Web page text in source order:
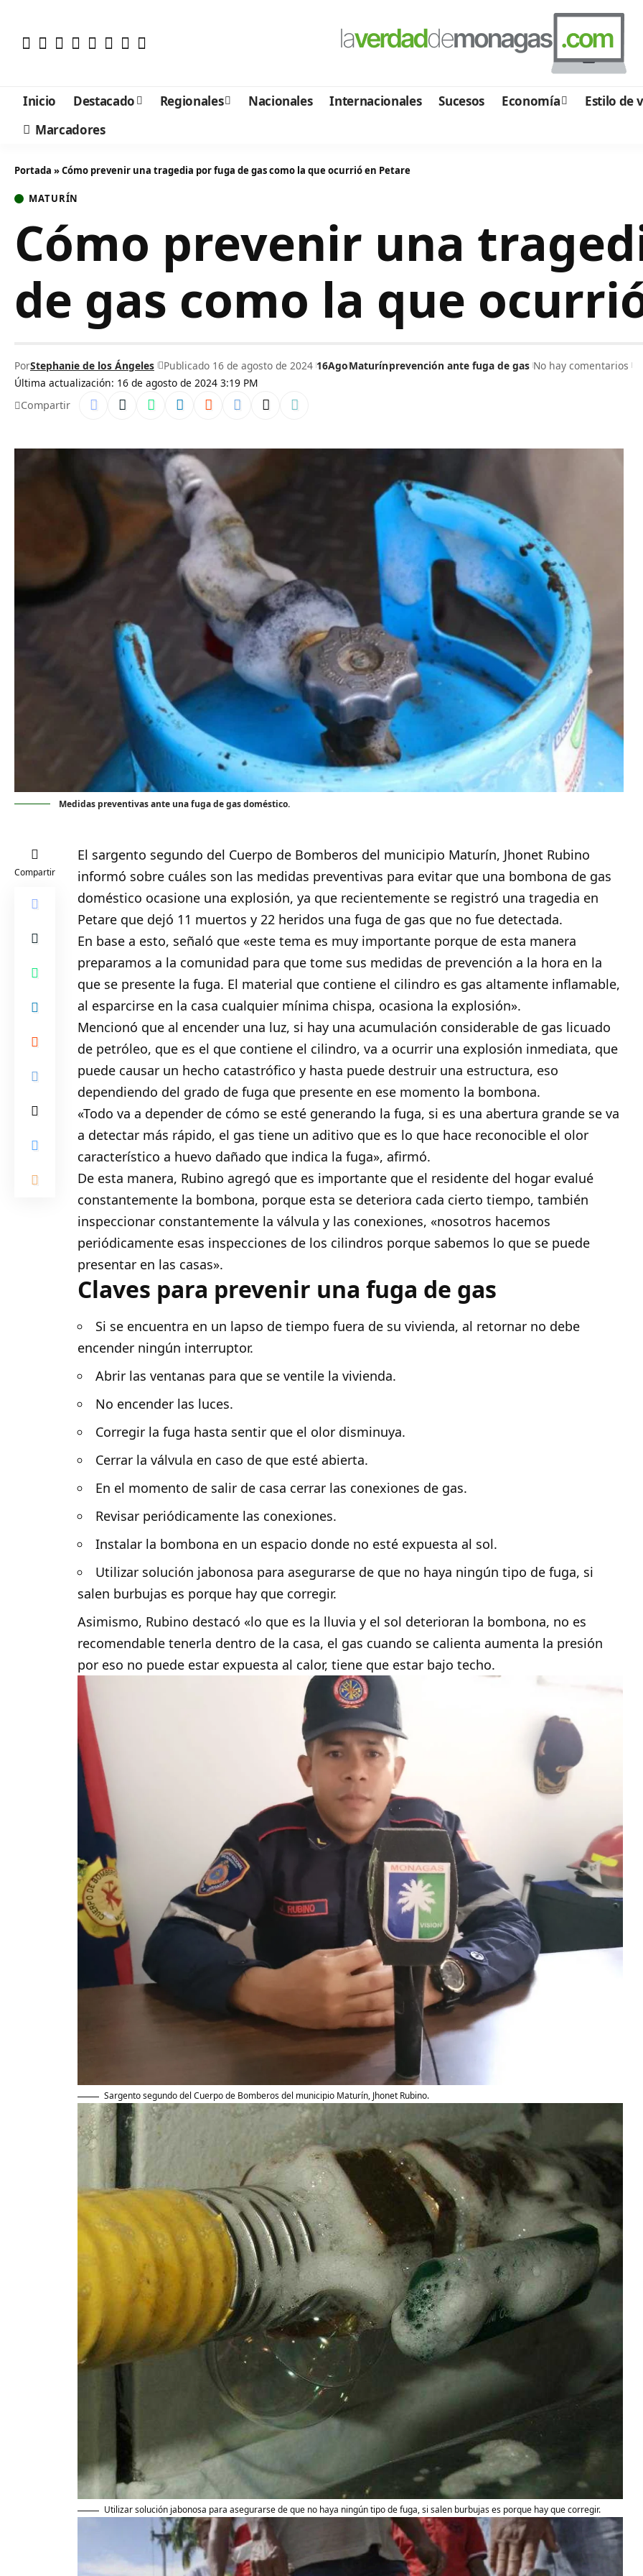
Inicio Destacado Regionales Nacionales Internacionales Sucesos Economía Estilo de
Marcadores
Portada »Cómo prevenir una tragedia por fuga de gas como la que ocurrió en Petare
MATURÍN
Cómo prevenir una
de gas como la que
Última actualización: 16 de agosto de 2024 3:19 PM
PorStephanie de los Ángeles Publicado 16 de agosto de 2024 16AgoMaturínprevención ante fuga de gas No hay comentarios
Compartir
Medidas preventivas ante una fuga de gas doméstico.
Compartir
El sargento segundo del Cuerpo de Bomberos del municipio Maturín, Jhonet Rubino
informó sobre cuáles son las medidas preventivas para evitar que una bombona de gas
doméstico ocasione una explosión, ya que recientemente se registró una tragedia en
Petare que dejó 11 muertos y 22 heridos una fuga de gas que no fue detectada.
En base a esto, señaló que «este tema es muy importante porque de esta manera
preparamos a la comunidad para que tome sus medidas de prevención a la hora en la
que se presente la fuga. El material que contiene el cilindro es gas altamente inflamable,
al esparcirse en la casa cualquier mínima chispa, ocasiona la explosión».
Mencionó que al encender una luz, si hay una acumulación considerable de gas licuado
de petróleo, que es el que contiene el cilindro, va a ocurrir una explosión inmediata, que
puede causar un hecho catastrófico y hasta puede destruir una estructura, eso
dependiendo del grado de fuga que presente en ese momento la bombona.
«Todo va a depender de cómo se esté generando la fuga, si es una abertura grande se va
a detectar más rápido, el gas tiene un aditivo que es lo que hace reconocible el olor
característico a huevo dañado que indica la fuga», afirmó.
De esta manera, Rubino agregó que es importante que el residente del hogar evalué
constantemente la bombona, porque esta se deteriora cada cierto tiempo, también
inspeccionar constantemente la válvula y las conexiones, «nosotros hacemos
periódicamente esas inspecciones de los cilindros porque sabemos lo que se puede
presentar en las casas».
Claves para prevenir una fuga de gas
Si se encuentra en un lapso de tiempo fuera de su vivienda, al retornar no debe
encender ningún interruptor.
Abrir las ventanas para que se ventile la vivienda.
No encender las luces.
Corregir la fuga hasta sentir que el olor disminuya.
Cerrar la válvula en caso de que esté abierta.
En el momento de salir de casa cerrar las conexiones de gas.
Revisar periódicamente las conexiones.
Instalar la bombona en un espacio donde no esté expuesta al sol.
Utilizar solución jabonosa para asegurarse de que no haya ningún tipo de fuga, si
salen burbujas es porque hay que corregir.
Asimismo, Rubino destacó «lo que es la lluvia y el sol deterioran la bombona, no es
recomendable tenerla dentro de la casa, el gas cuando se calienta aumenta la presión
por eso no puede estar expuesta al calor, tiene que estar bajo techo.
Sargento segundo del Cuerpo de Bomberos del municipio Maturín, Jhonet Rubino.
Utilizar solución jabonosa para asegurarse de que no haya ningún tipo de fuga, si salen burbujas es porque hay que corregir.